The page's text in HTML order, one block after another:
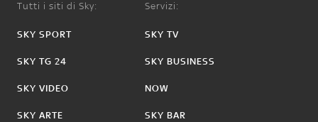
Tutti i siti di Sky:
SKY SPORT
SKY TG 24
SKY VIDEO
SKY ARTE
Servizi:
SKY TV
SKY BUSINESS
NOW
SKY BAR